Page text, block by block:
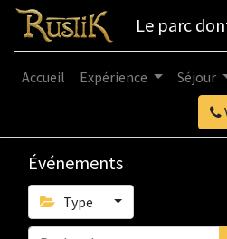
Le parc
Accueil Expérience Séjour
Événements
Type